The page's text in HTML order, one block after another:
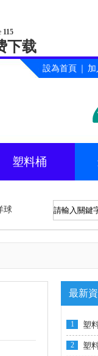
115
下载
設為首頁
塑料桶
球
最新
1 塑
2 塑